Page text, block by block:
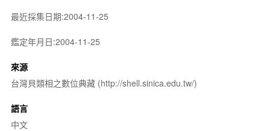
最近採集日期:2004-11-25
鑑定年月日:2004-11-25
來源
台灣貝類相之數位典藏 (http://shell.sinica.edu.tw/)
語言
中文